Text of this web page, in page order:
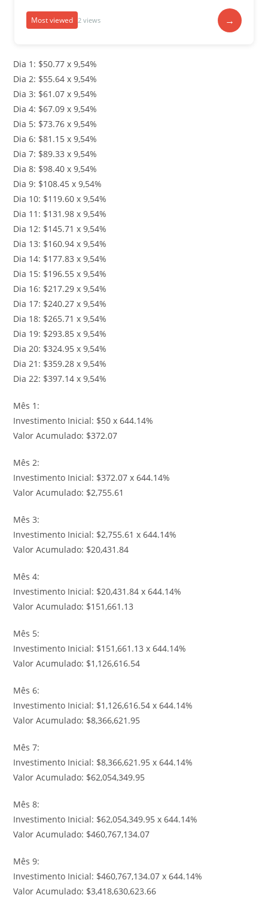
Most viewed 2 views →
Dia 1: $50.77 x 9,54%
Dia 2: $55.64 x 9,54%
Dia 3: $61.07 x 9,54%
Dia 4: $67.09 x 9,54%
Dia 5: $73.76 x 9,54%
Dia 6: $81.15 x 9,54%
Dia 7: $89.33 x 9,54%
Dia 8: $98.40 x 9,54%
Dia 9: $108.45 x 9,54%
Dia 10: $119.60 x 9,54%
Dia 11: $131.98 x 9,54%
Dia 12: $145.71 x 9,54%
Dia 13: $160.94 x 9,54%
Dia 14: $177.83 x 9,54%
Dia 15: $196.55 x 9,54%
Dia 16: $217.29 x 9,54%
Dia 17: $240.27 x 9,54%
Dia 18: $265.71 x 9,54%
Dia 19: $293.85 x 9,54%
Dia 20: $324.95 x 9,54%
Dia 21: $359.28 x 9,54%
Dia 22: $397.14 x 9,54%
Mês 1:
Investimento Inicial: $50 x 644.14%
Valor Acumulado: $372.07
Mês 2:
Investimento Inicial: $372.07 x 644.14%
Valor Acumulado: $2,755.61
Mês 3:
Investimento Inicial: $2,755.61 x 644.14%
Valor Acumulado: $20,431.84
Mês 4:
Investimento Inicial: $20,431.84 x 644.14%
Valor Acumulado: $151,661.13
Mês 5:
Investimento Inicial: $151,661.13 x 644.14%
Valor Acumulado: $1,126,616.54
Mês 6:
Investimento Inicial: $1,126,616.54 x 644.14%
Valor Acumulado: $8,366,621.95
Mês 7:
Investimento Inicial: $8,366,621.95 x 644.14%
Valor Acumulado: $62,054,349.95
Mês 8:
Investimento Inicial: $62,054,349.95 x 644.14%
Valor Acumulado: $460,767,134.07
Mês 9:
Investimento Inicial: $460,767,134.07 x 644.14%
Valor Acumulado: $3,418,630,623.66